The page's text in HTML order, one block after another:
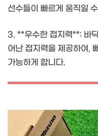
선수들이 빠르게 움직일
3. **우수한 접지력**: 바
어난 접지력을 제공하여,
가능하게 합니다.